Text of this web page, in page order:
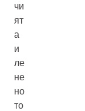
чи
ят
а
и
ле
не
но
то